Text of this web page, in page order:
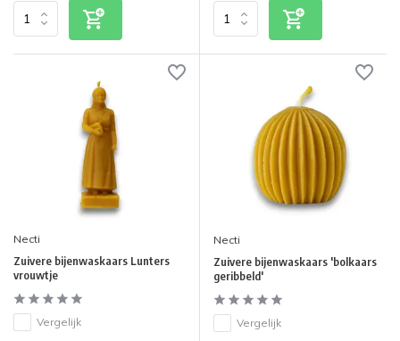
Necti
Zuivere bijenwaskaars Lunters
vrouwtje
Vergelijk
Necti
Zuivere bijenwaskaars 'bolkaars
geribbeld'
Vergelijk